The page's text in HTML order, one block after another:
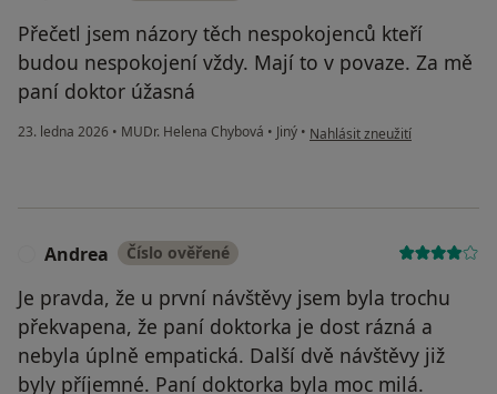
Přečetl jsem názory těch nespokojenců kteří
budou nespokojení vždy. Mají to v povaze. Za mě
paní doktor úžasná
23. ledna 2026 • MUDr. Helena Chybová • Jiný • podle názoru uživatele
Nahlásit zneužití
Andrea Číslo ověřené
Je pravda, že u první návštěvy jsem byla trochu
překvapena, že paní doktorka je dost rázná a
nebyla úplně empatická. Další dvě návštěvy již
byly příjemné. Paní doktorka byla moc milá.